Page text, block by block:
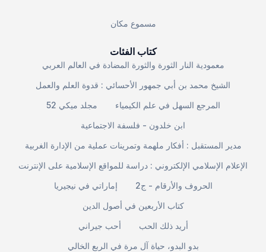
مسموع مكان
كتاب الفئات
معمودية النار الثورة والثورة المضادة في العالم العربي
الشيخ محمد بن أبي جمهور الأحسائي : قدوة العلم والعمل
مجلد ميكي 52
المرجع السهل في علم الكيمياء
ابن خلدون - فلسفة الاجتماعية
مدير المستقبل : أفكار ملهمة وتمرينات عملية من الإدارة الغربية
الإعلام الإسلامي الإلكتروني : دراسة للمواقع الإسلامية على الإنترنت
إماراتي في نيجيريا
الحروف والأرقام - ج2
كتاب الأربعين في أصول الدين
أحب جيراني
أريد ذلك الحب
بدو البدو، حياة آل مرة في الربع الخالي